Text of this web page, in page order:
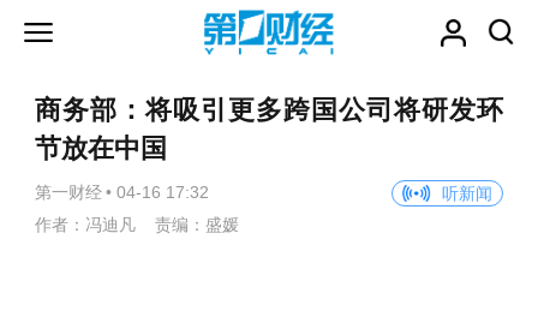
商务部：将吸引更多跨国公司将研发环
节放在中国
第一财经 • 04-16 17:32
听新闻
作者：冯迪凡 责编：盛媛